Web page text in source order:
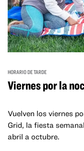
HORARIO DE TARDE
Viernes por la
Vuelven los viernes
Grid, la fiesta
abril a octubre.